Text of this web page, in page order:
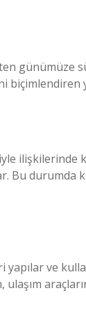
günümüze
ilişkilerinde
Bu
ve